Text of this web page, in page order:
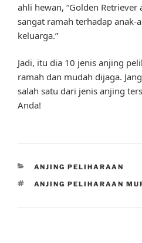
ahli hewan, “Golden Retriever
sangat ramah terhadap anak-
keluarga.”
Jadi, itu dia 10 jenis anjing
ramah dan mudah dijaga.
salah satu dari jenis anjing
Anda!
CATEGORIES
ANJING PELIHARAAN
TAGS
ANJING PELIHARAAN